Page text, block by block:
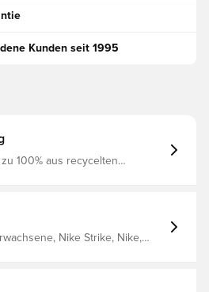
Kunden seit 1995
100% aus recycelten
der sich nach Bedarf
aus 100%
Nike Strike, Nike,